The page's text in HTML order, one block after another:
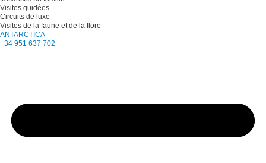
Visites guidées
Circuits de luxe
Visites de la faune et de la flore
ANTARCTICA
+34 951 637 702